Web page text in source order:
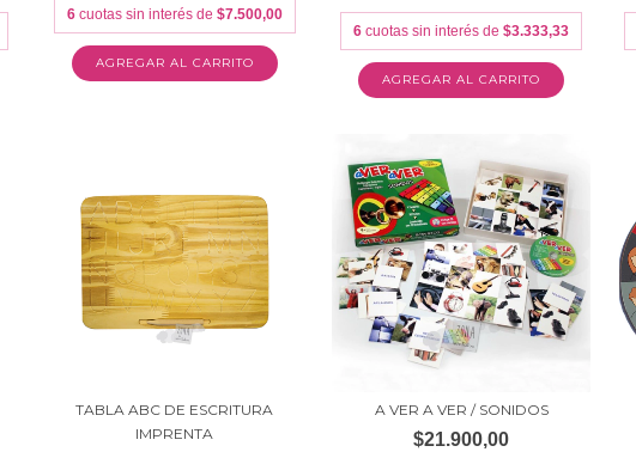
6 cuotas sin interés de $7.500,00
6 cuotas sin interés de$3.333,33
TABLA ABC DE ESCRITURA
IMPRENTA
A VER A VER / SONIDOS
$21.900,00